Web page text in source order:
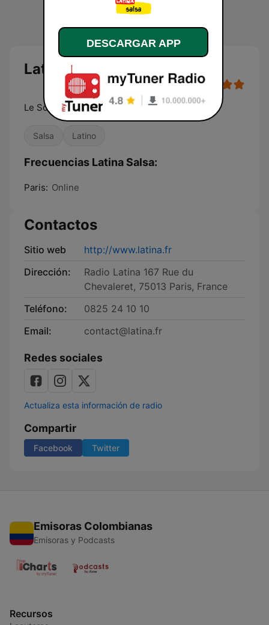
Latina Salsa
Le Son Latino
Salsa Latino
Frecuencias Latina Salsa:
Paris: Online
Contactos
Sitio web
http://www.latina.fr
Dirección:
Radio Latina 167 Rue du
Chevaleret, 75013 Paris, France
Teléfono:
0825 24 10 10
Email:
contact@latina.fr
Redes sociales
Actualiza esta información de radio
Compartir
Facebook Twitter
Emisoras Colombianas
Emisoras y Podcasts
Recursos
DESCARGAR APP